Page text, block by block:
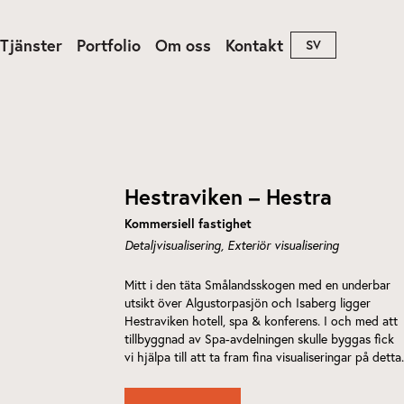
Tjänster Portfolio Om oss Kontakt SV
Hestraviken – Hestra
Kommersiell fastighet
Detaljvisualisering Exteriör visualisering
Mitt i den täta Smålandsskogen med en underbar
utsikt över Algustorpasjön och Isaberg ligger
Hestraviken hotell, spa & konferens. I och med att
tillbyggnad av Spa-avdelningen skulle byggas fick
vi hjälpa till att ta fram fina visualiseringar på detta.